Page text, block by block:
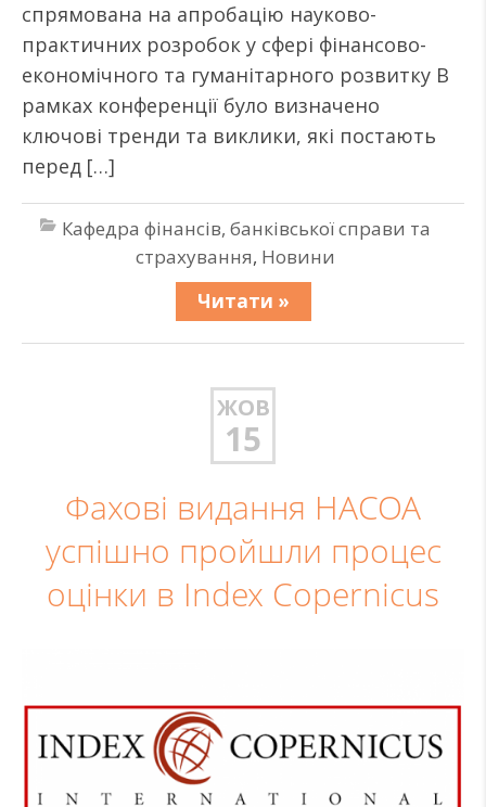
спрямована на апробацію науково-
практичних розробок у сфері фінансово-
економічного та гуманітарного розвитку В
рамках конференції було визначено
ключові тренди та виклики, які постають
перед […]
Кафедра фінансів, банківської справи та
страхування, Новини
Читати »
ЖОВ
15
Фахові видання НАСОА
успішно пройшли процес
оцінки в Index Copernicus